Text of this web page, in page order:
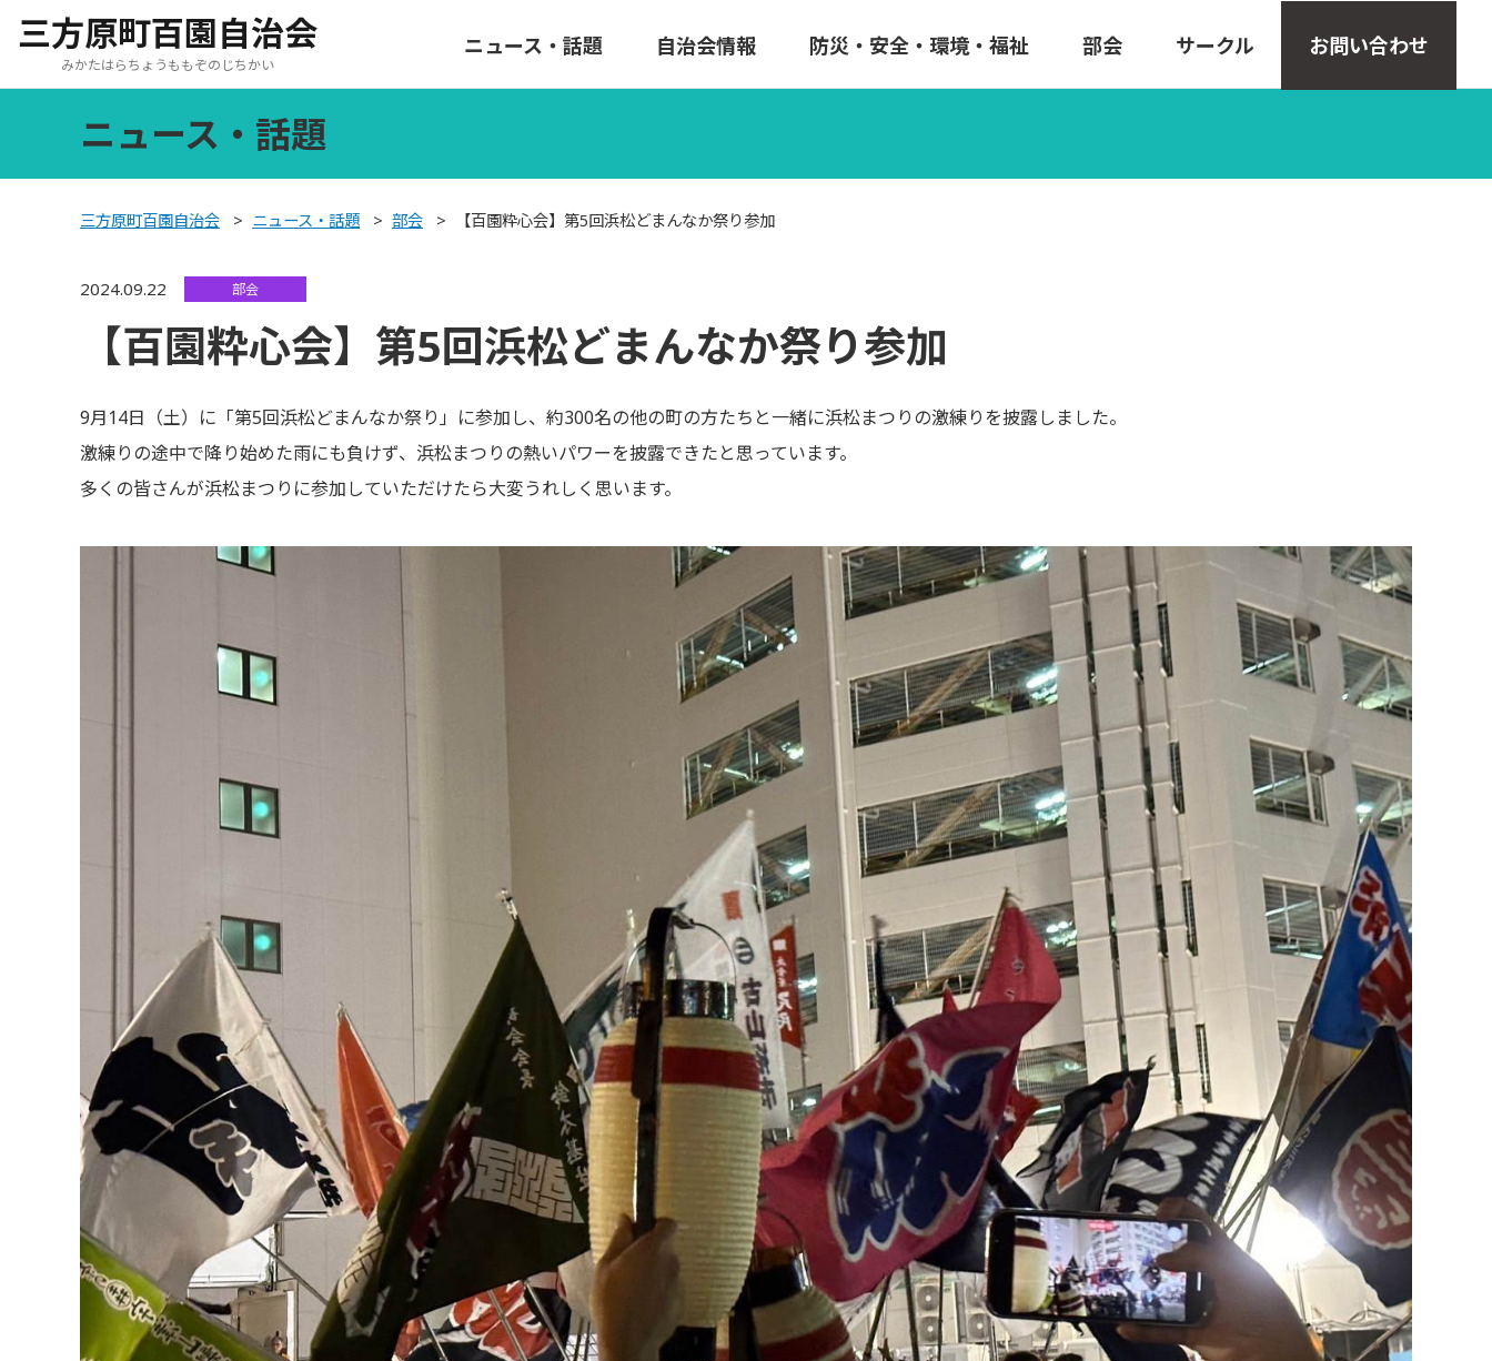
三方原町百園自治会
みかたはらちょうももぞのじちかい
ニュース・話題 自治会情報 防災・安全・環境・福祉 部会 サークル お問い合わせ
ニュース・話題
三方原町百園自治会 > ニュース・話題 > 部会 > 【百園粋心会】第5回浜松どまんなか祭り参加
2024.09.22 部会
【百園粋心会】第5回浜松どまんなか祭り参加
9月14日（土）に「第5回浜松どまんなか祭り」に参加し、約300名の他の町の方たちと一緒に浜松まつりの激練りを披露しました。
激練りの途中で降り始めた雨にも負けず、浜松まつりの熱いパワーを披露できたと思っています。
多くの皆さんが浜松まつりに参加していただけたら大変うれしく思います。